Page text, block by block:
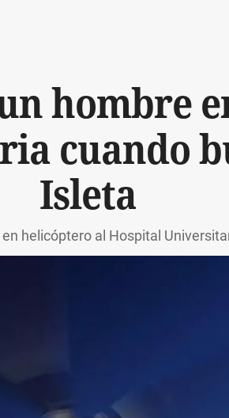
hombre
cuando
Isleta
helicóptero al Hospital